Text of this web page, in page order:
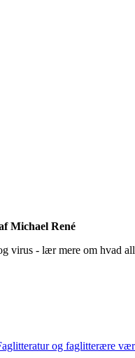
Michael René
virus - lær mere om hvad
og faglitterære